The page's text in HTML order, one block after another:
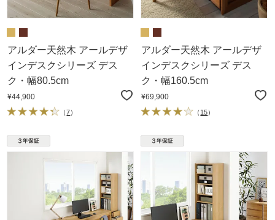
アルダー天然木 アールデザ
インデスクシリーズ デス
ク・幅80.5cm
¥44,900
（7）
アルダー天然木 アールデザ
インデスクシリーズ デス
ク・幅160.5cm
¥69,900
（ 15）